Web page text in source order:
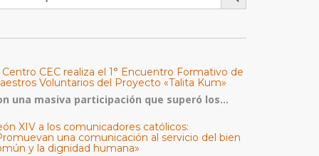
Centro CEC realiza el 1° Encuentro Formativo de
Voluntarios del Proyecto «Talita Kum»
una masiva participación que superó los...
XIV a los comunicadores católicos:
una comunicación al servicio del bien
y la dignidad humana»